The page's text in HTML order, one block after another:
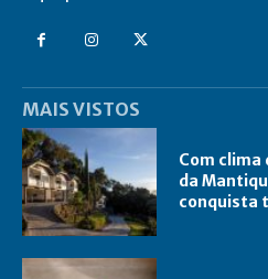
MAIS VISTOS
Com clima
da
conquista